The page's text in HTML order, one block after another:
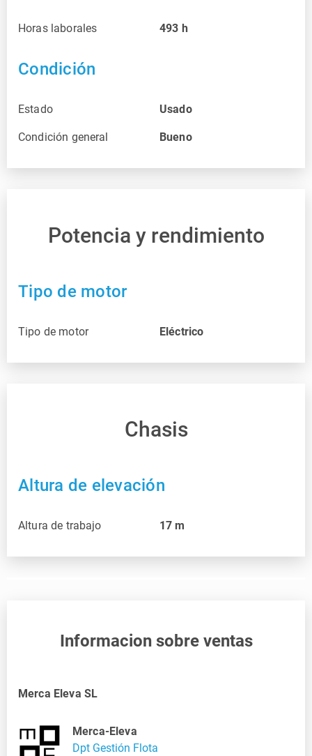
Horas laborales 493 h
Condición
Estado Usado
Condición general Bueno
Potencia y rendimiento
Tipo de motor
Tipo de motor Eléctrico
Chasis
Altura de elevación
Altura de trabajo 17 m
Informacion sobre ventas
Merca Eleva SL
Merca-Eleva
Dpt Gestión Flota